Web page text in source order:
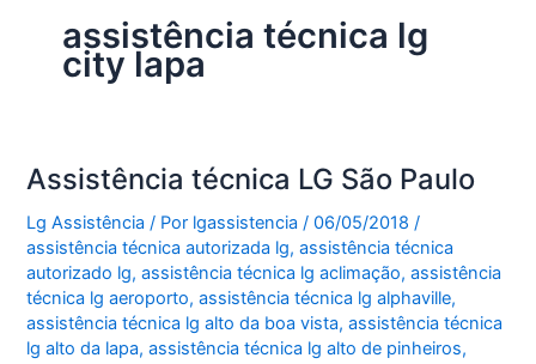
assistência técnica lg
city lapa
Assistência técnica LG São Paulo
Lg Assistência / Por lgassistencia/06/05/2018 /
assistência técnica autorizada lg,assistência técnica
autorizado lg,assistência técnica lg aclimação,assistência
técnica lg aeroporto,assistência técnica lg alphaville,
assistência técnica lg alto da boa vista,assistência técnica
lg alto da lapa,assistência técnica lg alto de pinheiros,